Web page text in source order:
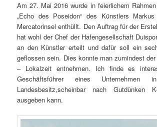
Am 27. Mai 2016 wurde in feierlichem
„Echo des Poseidon“ des Künstlers
Mercatorinsel enthüllt. Den Auftrag für der
hat wohl der Chef der Hafengesellschaft
an den Künstler erteilt und dafür soll ein
geflossen sein. Dies konnte man zumindest
– Lokalzeit entnehmen. Ich finde es
Geschäftsführer eines
Landesbesitz,scheinbar nach Gutdünken
ausgeben kann.